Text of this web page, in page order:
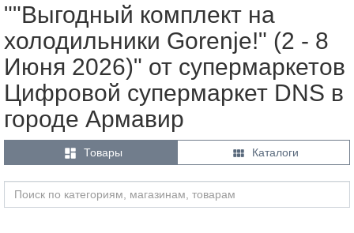
""Выгодный комплект на
холодильники Gorenje!" (2 - 8
Июня 2026)" от супермаркетов
Цифровой супермаркет DNS в
городе Армавир
 Товары  Каталоги